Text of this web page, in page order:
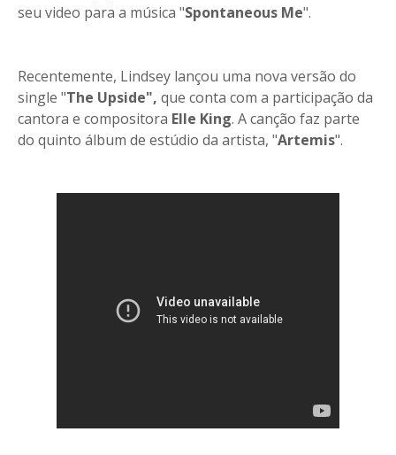
seu video para a música "Spontaneous Me".
Recentemente, Lindsey lançou uma nova versão do
single "The Upside", que conta com a participação da
cantora e compositora Elle King. A canção faz parte
do quinto álbum de estúdio da artista, "Artemis".